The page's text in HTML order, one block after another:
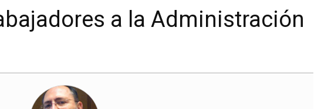
a la Administración